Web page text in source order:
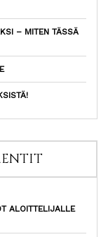
– MITEN TÄSSÄ
ALOITTELIJALLE